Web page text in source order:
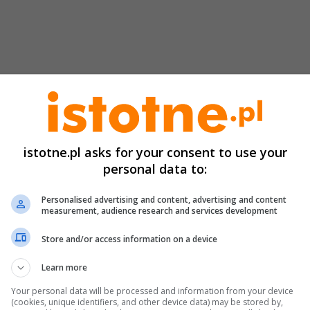
mapę
pozwala na uzyskanie szczegółów dotyczących
Wszystkie wypadki,
Ostatnia doba,
Od początku wakacji (bez ostatniej doby),
Wypadki drogowe, w których osoba zmarła w
istotne.pl asks for your consent to use your
personal data to:
Personalised advertising and content, advertising and content
measurement, audience research and services development
Store and/or access information on a device
Learn more
Your personal data will be processed and information from your device
(cookies, unique identifiers, and other device data) may be stored by,